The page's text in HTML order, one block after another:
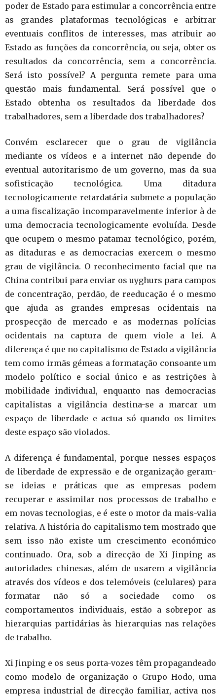
poder de Estado para estimular a concorrência entre
as grandes plataformas tecnológicas e arbitrar
eventuais conflitos de interesses, mas atribuir ao
Estado as funções da concorrência, ou seja, obter os
resultados da concorrência, sem a concorrência.
Será isto possível? A pergunta remete para uma
questão mais fundamental. Será possível que o
Estado obtenha os resultados da liberdade dos
trabalhadores, sem a liberdade dos trabalhadores?
Convém esclarecer que o grau de vigilância
mediante os vídeos e a internet não depende do
eventual autoritarismo de um governo, mas da sua
sofisticação tecnológica. Uma ditadura
tecnologicamente retardatária submete a população
a uma fiscalização incomparavelmente inferior à de
uma democracia tecnologicamente evoluída. Desde
que ocupem o mesmo patamar tecnológico, porém,
as ditaduras e as democracias exercem o mesmo
grau de vigilância. O reconhecimento facial que na
China contribui para enviar os uyghurs para campos
de concentração, perdão, de reeducação é o mesmo
que ajuda as grandes empresas ocidentais na
prospecção de mercado e as modernas polícias
ocidentais na captura de quem viole a lei. A
diferença é que no capitalismo de Estado a vigilância
tem como irmãs gémeas a formatação consoante um
modelo político e social único e as restrições à
mobilidade individual, enquanto nas democracias
capitalistas a vigilância destina-se a marcar um
espaço de liberdade e actua só quando os limites
deste espaço são violados.
A diferença é fundamental, porque nesses espaços
de liberdade de expressão e de organização geram-
se ideias e práticas que as empresas podem
recuperar e assimilar nos processos de trabalho e
em novas tecnologias, e é este o motor da mais-valia
relativa. A história do capitalismo tem mostrado que
sem isso não existe um crescimento económico
continuado. Ora, sob a direcção de Xi Jinping as
autoridades chinesas, além de usarem a vigilância
através dos vídeos e dos telemóveis (celulares) para
formatar não só a sociedade como os
comportamentos individuais, estão a sobrepor as
hierarquias partidárias às hierarquias nas relações
de trabalho.
Xi Jinping e os seus porta-vozes têm propagandeado
como modelo de organização o Grupo Hodo, uma
empresa industrial de direcção familiar, activa nos